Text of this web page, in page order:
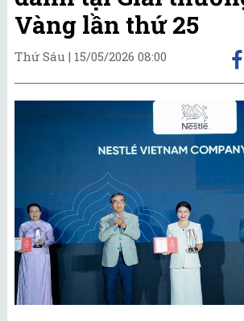
Vàng lần thứ 25
Thứ Sáu | 15/05/2026 08:00